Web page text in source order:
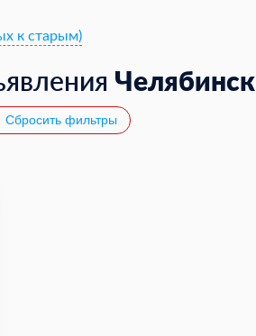
к старым)
Челябинск
Сбросить фильтры